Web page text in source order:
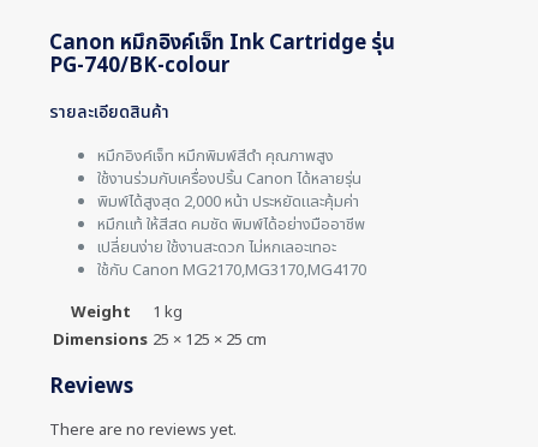
Canon หมึกอิงค์เจ็ท Ink Cartridge รุ่น
PG-740/BK-colour
รายละเอียดสินค้า
หมึกอิงค์เจ็ท หมึกพิมพ์สีดำ คุณภาพสูง
ใช้งานร่วมกับเครื่องปริ้น Canon ได้หลายรุ่น
พิมพ์ได้สูงสุด 2,000 หน้า ประหยัดและคุ้มค่า
หมึกแท้ ให้สีสด คมชัด พิมพ์ได้อย่างมืออาชีพ
เปลี่ยนง่าย ใช้งานสะดวก ไม่หกเลอะเทอะ
ใช้กับ Canon MG2170,MG3170,MG4170
Weight
1 kg
Dimensions 25 × 125 × 25 cm
Reviews
There are no reviews yet.